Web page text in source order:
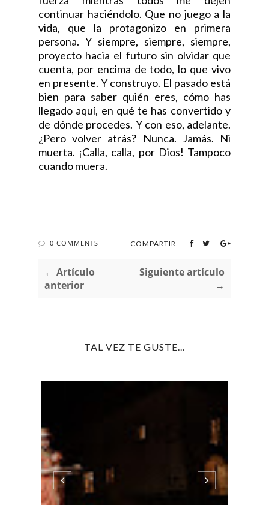
continuar haciéndolo. Que no juego a la
vida, que la protagonizo en primera
persona. Y siempre, siempre, siempre,
proyecto hacia el futuro sin olvidar que
cuenta, por encima de todo, lo que vivo
en presente. Y construyo. El pasado está
bien para saber quién eres, cómo has
llegado aquí, en qué te has convertido y
de dónde procedes. Y con eso, adelante.
¿Pero volver atrás? Nunca. Jamás. Ni
muerta. ¡Calla, calla, por Dios! Tampoco
cuando muera.
0 COMMENTS COMPARTIR:
← Artículo
anterior
Siguiente artículo
→
TAL VEZ TE GUSTE...